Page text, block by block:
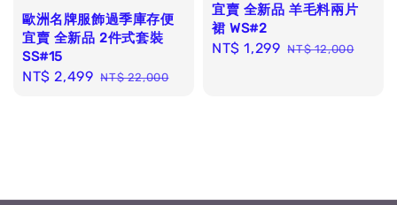
歐洲名牌服飾過季庫存便
宜賣 全新品 2件式套裝
SS#15
Sale
NT$ 2,499 Regular
NT$ 22,000
宜賣 全新品 羊毛料兩片
裙 WS#2
Sale
NT$ 1,299 Regular
NT$ 12,000